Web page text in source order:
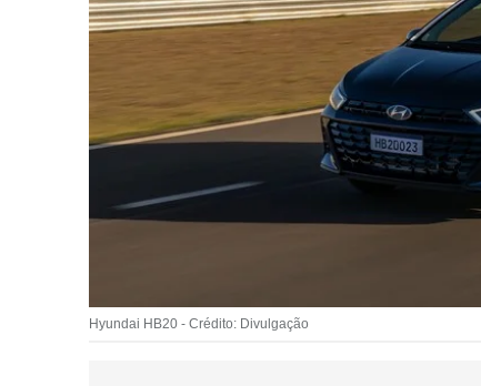
Hyundai HB20 - Crédito: Divulgação